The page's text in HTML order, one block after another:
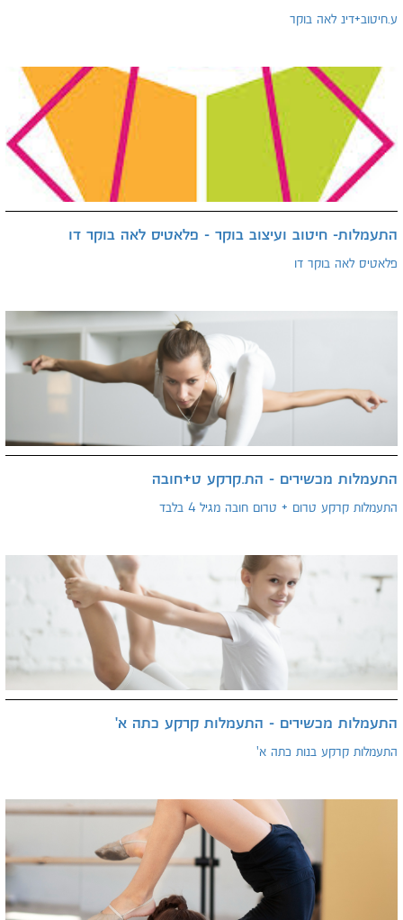
ע.חיטוב+דינ לאה בוקר
התעמלות- חיטוב ועיצוב בוקר - פלאטיס לאה בוקר דו
פלאטיס לאה בוקר דו
התעמלות מכשירים - הת.קרקע ט+חובה
התעמלות קרקע טרום + טרום חובה מגיל 4 בלבד
התעמלות מכשירים - התעמלות קרקע כתה א'
התעמלות קרקע בנות כתה א'